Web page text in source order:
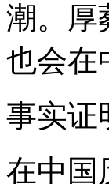
潮。厚
也会在
事实证
在中国